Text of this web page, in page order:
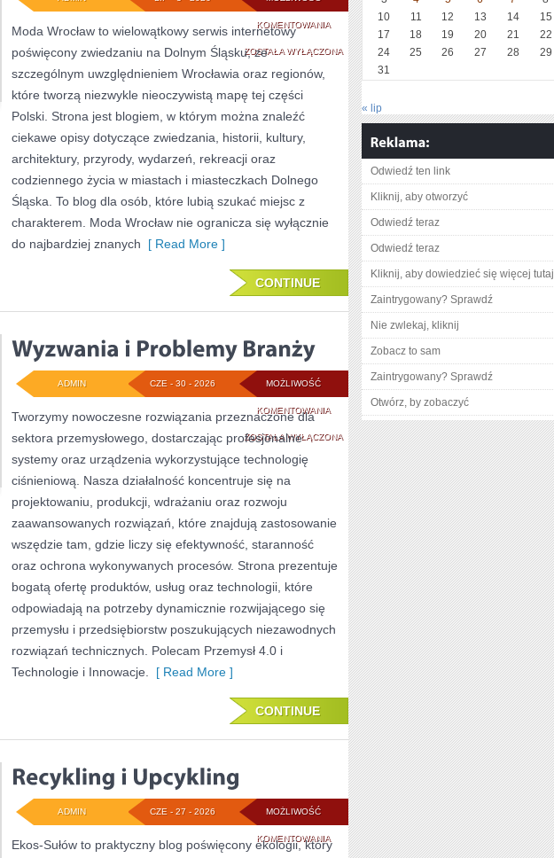
KOMENTOWANIAGŁOGÓW
ZOSTAŁA WYŁĄCZONA
Moda Wrocław to wielowątkowy serwis internetowy
poświęcony zwiedzaniu na Dolnym Śląsku, ze
szczególnym uwzględnieniem Wrocławia oraz regionów,
które tworzą niezwykle nieoczywistą mapę tej części
Polski. Strona jest blogiem, w którym można znaleźć
ciekawe opisy dotyczące zwiedzania, historii, kultury,
architektury, przyrody, wydarzeń, rekreacji oraz
codziennego życia w miastach i miasteczkach Dolnego
Śląska. To blog dla osób, które lubią szukać miejsc z
charakterem. Moda Wrocław nie ogranicza się wyłącznie
do najbardziej znanych [ Read More ]
CONTINUE
MOŻLIWOŚĆ
KOMENTOWANIAWYZWANIA
I
PROBLEMY
BRANŻY
ZOSTAŁA WYŁĄCZONA
CZE - 30 - 2026
ADMIN
Tworzymy nowoczesne rozwiązania przeznaczone dla
sektora przemysłowego, dostarczając profesjonalne
systemy oraz urządzenia wykorzystujące technologię
ciśnieniową. Nasza działalność koncentruje się na
projektowaniu, produkcji, wdrażaniu oraz rozwoju
zaawansowanych rozwiązań, które znajdują zastosowanie
wszędzie tam, gdzie liczy się efektywność, staranność
oraz ochrona wykonywanych procesów. Strona prezentuje
bogatą ofertę produktów, usług oraz technologii, które
odpowiadają na potrzeby dynamicznie rozwijającego się
przemysłu i przedsiębiorstw poszukujących niezawodnych
rozwiązań technicznych. Polecam Przemysł 4.0 i
Technologie i Innowacje.
[ Read More ]
CONTINUE
MOŻLIWOŚĆ
KOMENTOWANIARECYKLING
CZE - 27 - 2026
ADMIN
Ekos-Sułów to praktyczny blog poświęcony ekologii, który
10
11 12 13 14 15
17
18 19 20 21 22
24
25 26 27 28 29
31
« lip
Odwiedź ten link
Kliknij, aby otworzyć
Odwiedź teraz
Odwiedź teraz
Kliknij, aby dowiedzieć się więcej tutaj
Zaintrygowany? Sprawdź
Nie zwlekaj, kliknij
Zobacz to sam
Zaintrygowany? Sprawdź
Otwórz, by zobaczyć